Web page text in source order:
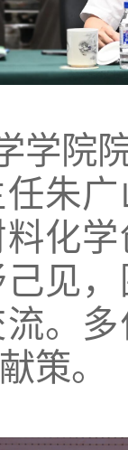
院院
朱
化
见
。
策。